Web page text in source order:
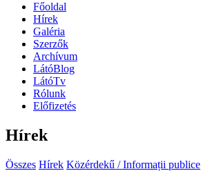
Főoldal
Hírek
Galéria
Szerzők
Archívum
LátóBlog
LátóTv
Rólunk
Előfizetés
Hírek
Összes Hírek Közérdekű / Informații publice